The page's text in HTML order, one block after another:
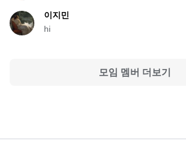
이지민
hi
모임 멤버 더보기